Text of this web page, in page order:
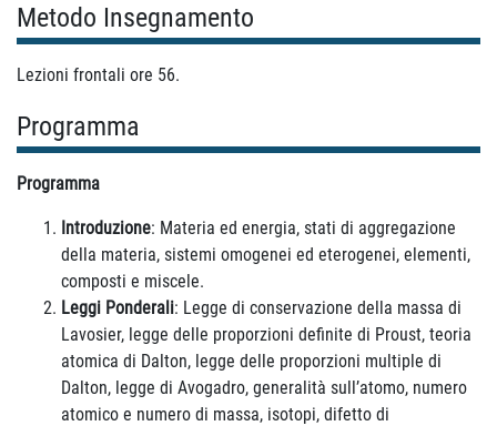
Metodo Insegnamento
Lezioni frontali ore 56.
Programma
Programma
Introduzione: Materia ed energia, stati di aggregazione
della materia, sistemi omogenei ed eterogenei, elementi,
composti e miscele.
Leggi Ponderali: Legge di conservazione della massa di
Lavosier, legge delle proporzioni definite di Proust, teoria
atomica di Dalton, legge delle proporzioni multiple di
Dalton, legge di Avogadro, generalità sull’atomo, numero
atomico e numero di massa, isotopi, difetto di